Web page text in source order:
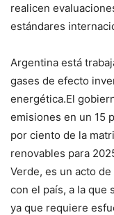
realicen
estándares
Argentina está
gases de efecto
energética.El
emisiones en un 15
por ciento de la
renovables para
Verde, es un acto
con el país, a la que
ya que requiere